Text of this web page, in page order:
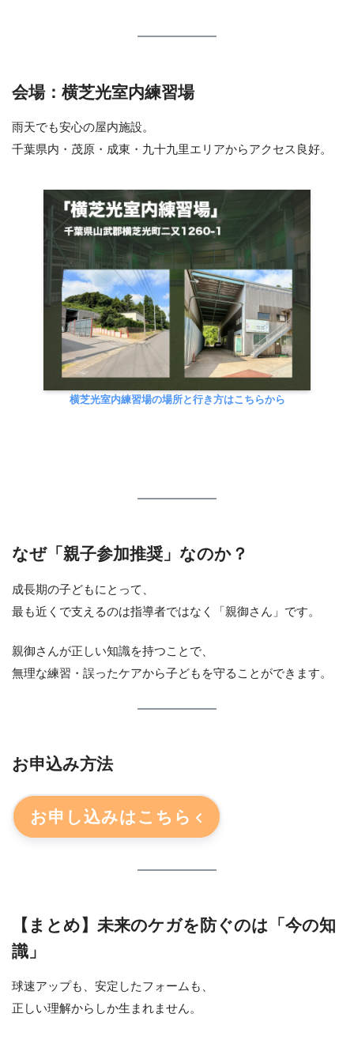
会場：横芝光室内練習場
雨天でも安心の屋内施設。
千葉県内・茂原・成東・九十九里エリアからアクセス良好。
横芝光室内練習場の場所と行き方はこちらから
なぜ「親子参加推奨」なのか？
成長期の子どもにとって、
最も近くで支えるのは指導者ではなく「親御さん」です。
親御さんが正しい知識を持つことで、
無理な練習・誤ったケアから子どもを守ることができます。
お申込み方法
お申し込みはこちら
【まとめ】未来のケガを防ぐのは「今の知
識」
球速アップも、安定したフォームも、
正しい理解からしか生まれません。